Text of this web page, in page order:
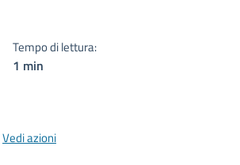
Tempo di lettura:
1 min
Vedi azioni